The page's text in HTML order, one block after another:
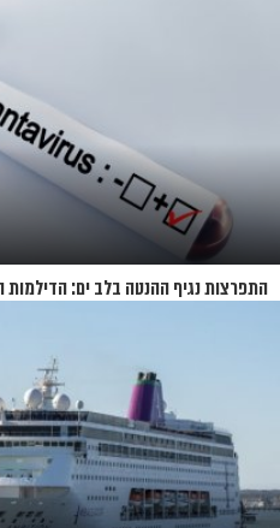
התפרצות נגיף ההנטה בלב ים: